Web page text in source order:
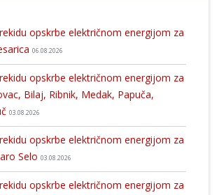
opskrbe električnom energijom za
06.08.2026
opskrbe električnom energijom za
Bilaj, Ribnik, Medak, Papuča,
03.08.2026
opskrbe električnom energijom za
Selo 03.08.2026
opskrbe električnom energijom za